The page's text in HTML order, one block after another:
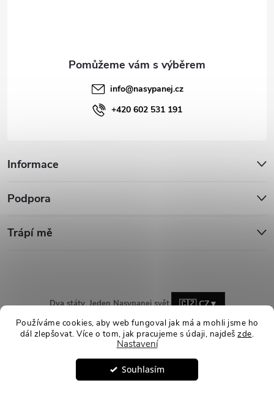
Používáme cookies, aby web fungoval jak má a mohli jsme ho
dál zlepšovat. Více o tom, jak pracujeme s údaji, najdešzde.
Nastavení
Souhlasím
Informace
Podpora
Trápí mě
info@nasypanej.cz
+420 602 531 191
Dva státy. Jeden Nasypanej svět. 🇨🇿 CZ▼
nastavení cookies